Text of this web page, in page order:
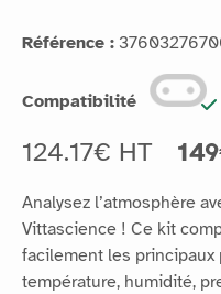
Référence :
Compatibilité
124.17€ HT
Analysez l’atmosphère
Vittascience ! Ce kit
facilement les principaux
température, humidité,